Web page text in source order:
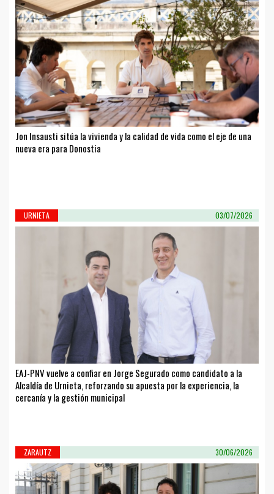
Jon Insausti sitúa la vivienda y la calidad de vida como el eje de una
nueva era para Donostia
URNIETA 03/07/2026
EAJ-PNV vuelve a confiar en Jorge Segurado como candidato a la
Alcaldía de Urnieta, reforzando su apuesta por la experiencia, la
cercanía y la gestión municipal
ZARAUTZ 30/06/2026